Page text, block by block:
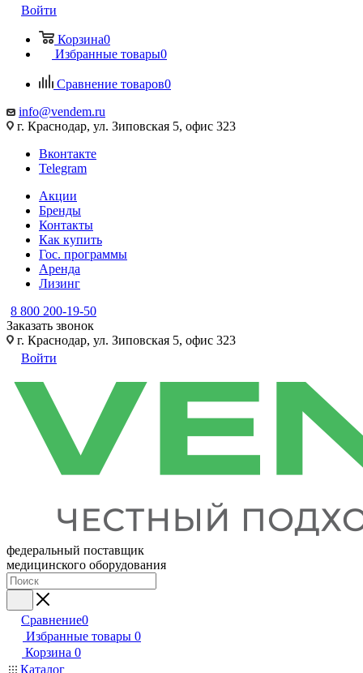
Войти
Корзина0
Избранные товары0
Сравнение товаров0
info@vendem.ru
г. Краснодар, ул. Зиповская 5, офис 323
Вконтакте
Telegram
Акции
Бренды
Контакты
Как купить
Гос. программы
Аренда
Лизинг
8 800 200-19-50
Заказать звонок
г. Краснодар, ул. Зиповская 5, офис 323
Войти
федеральный поставщик
медицинского оборудования
Сравнение0
Избранные товары 0
Корзина 0
Каталог